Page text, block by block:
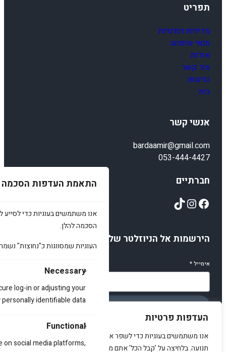
העדפות פרטיות
אנו משתמשים בעוגיות כדי לשפר את האתר, להציג תוכן מותאם ולנתח
תנועה. בלחיצה על 'קבל הכל' אתם מסכימים לכך.
התאמת העדפות הסכמה
אנו משתמשים בעוגיות כדי לסייע
הסכמה להלן.
העוגיות שמסווגות כ"נחוצות"
Necessary
log-in or adjusting your
identifiable data.
Functional
social media platforms,
תפריט
מדיניות ופרטיות
תנאי שימוש
אודות
צור קשר
נגישות
בית
אנשי קשר
bardaamir@gmail.com
053-444-4427
חברתיים
Facebook
Instagram
TikTok
הירשמות אל הניוזלטר שלנו
אימייל*